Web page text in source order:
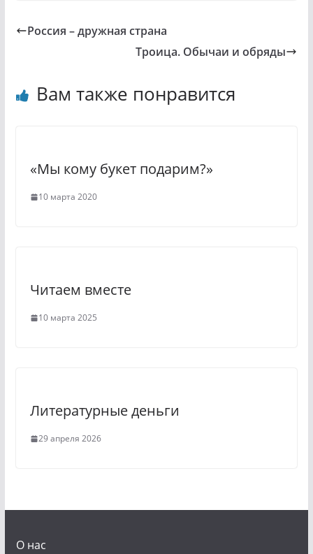
i
k
Россия – дружная страна
Троица. Обычаи и обряды
Вам также понравится
«Мы кому букет подарим?»
10 марта 2020
Читаем вместе
10 марта 2025
Литературные деньги
29 апреля 2026
О нас